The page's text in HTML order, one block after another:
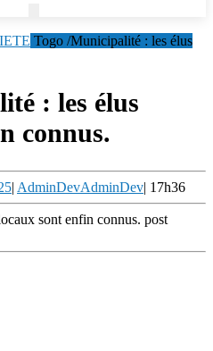
Togo /Municipalité : les élus
: les élus
connus.
| AdminDevAdminDev| 17h36